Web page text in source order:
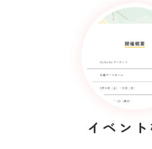
イベン